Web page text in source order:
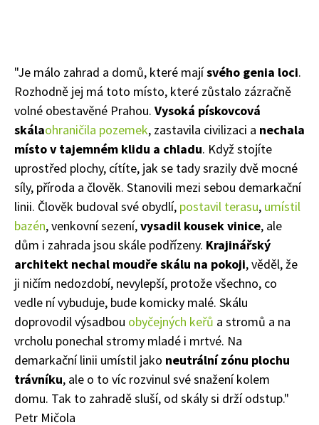
"Je málo zahrad a domů, které majísvého genia loci.
Rozhodně jej má toto místo, které zůstalo zázračně
volné obestavěné Prahou. Vysoká pískovcová
skálaohraničila pozemek, zastavila civilizaci a nechala
místo v tajemném klidu a chladu. Když stojíte
uprostřed plochy, cítíte, jak se tady srazily dvě mocné
síly, příroda a člověk. Stanovili mezi sebou demarkační
linii. Člověk budoval své obydlí, postavil terasu, umístil
bazén, venkovní sezení,vysadil kousek vinice, ale
dům i zahrada jsou skále podřízeny. Krajinářský
architekt nechal moudře skálu na pokoji, věděl, že
ji ničím nedozdobí, nevylepší, protože všechno, co
vedle ní vybuduje, bude komicky malé. Skálu
doprovodil výsadbou obyčejných keřů a stromů a na
vrcholu ponechal stromy mladé i mrtvé. Na
demarkační linii umístil jako neutrální zónu plochu
trávníku, ale o to víc rozvinul své snažení kolem
domu. Tak to zahradě sluší, od skály si drží odstup."
Petr Mičola